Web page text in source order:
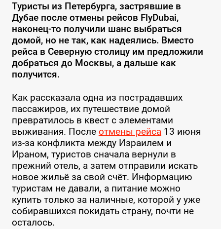
Туристы из Петербурга, застрявшие в
Дубае после отмены рейсов FlyDubai,
наконец-то получили шанс выбраться
домой, но не так, как надеялись. Вместо
рейса в Северную столицу им предложили
добраться до Москвы, а дальше как
получится.
Как рассказала одна из пострадавших
пассажиров, их путешествие домой
превратилось в квест с элементами
выживания. После отмены рейса13 июня
из-за конфликта между Израилем и
Ираном, туристов сначала вернули в
прежний отель, а затем отправили искать
новое жильё за свой счёт. Информацию
туристам не давали, а питание можно
купить только за наличные, которой у уже
собиравшихся покидать страну, почти не
осталось.